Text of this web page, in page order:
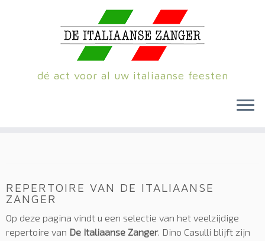
dé act voor al uw italiaanse feesten
REPERTOIRE VAN DE ITALIAANSE
ZANGER
Op deze pagina vindt u een selectie van het veelzijdige
repertoire van De Italiaanse Zanger. Dino Casulli blijft zijn